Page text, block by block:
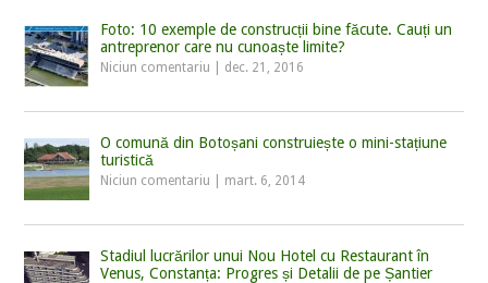
Foto: 10 exemple de construcții bine făcute. Cauți un
antreprenor care nu cunoaște limite?
Niciun comentariu dec. 21, 2016
O comună din Botoșani construiește o mini-stațiune
turistică
Niciun comentariu mart. 6, 2014
Stadiul lucrărilor unui Nou Hotel cu Restaurant în
Venus, Constanța: Progres și Detalii de pe Șantier